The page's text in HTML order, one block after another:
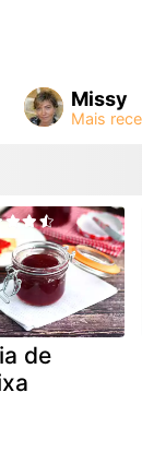
Missy
de